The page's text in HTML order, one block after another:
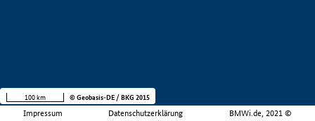
Impressum Datenschutzerklärung BMWi.de, 2021 ©
100 km © Geobasis-DE / BKG 2015